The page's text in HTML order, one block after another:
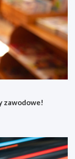
zawodowe!